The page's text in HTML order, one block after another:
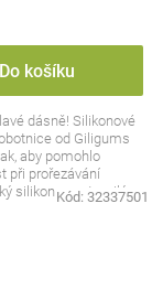
Do košíku
dásně! Silikonové
od Giligums
aby pomohlo
při prořezávání
silikon a roztomilý
Kód: 32337501